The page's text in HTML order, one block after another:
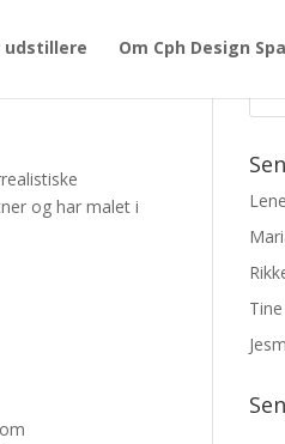
udstillere Om Cph Design
og har malet i